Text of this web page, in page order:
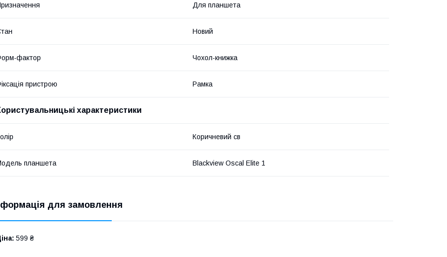
Для планшета
Новий
фактор Чохол-книжка
пристрою Рамка
характеристики
Коричневий св
планшета Blackview Oscal Elite 1
для замовлення
599 ₴